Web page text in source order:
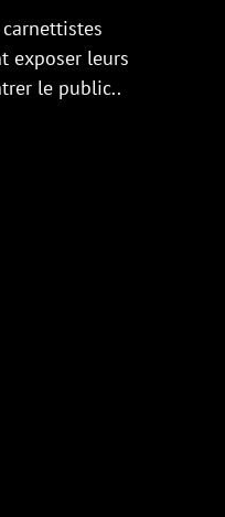
exposer leurs
le public..